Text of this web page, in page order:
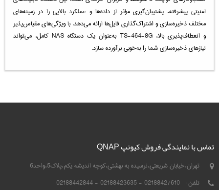
امنیتی پیشرفته، پشتیبان‌گیری مؤثر از داده‌ها و عملکرد بالایی را در زمینه‌های
مختلف ذخیره‌سازی و اشتراک‌گذاری فایل‌ها ارائه می‌دهد. با ویژگی‌های مقیاس‌پذیر
و انعطاف‌پذیری بالا، TS-464-8G به‌عنوان یک دستگاه NAS کامل، می‌تواند
نیازهای ذخیره‌سازی شما را به‌خوبی برآورده سازد.
تماس با نمایندگی فروش کیونپ QNAP
تهران،خیابان شریعتی،نرسیده به بهشتی،کوچه اندیشه یکم،پلاک5،واحد6
تلفن : 02188427610 - 02188423635 - 02188442844